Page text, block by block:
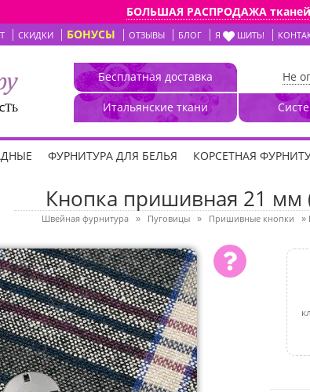
БОЛЬШАЯ РАСПРОДАЖА
СКИДКИ БОНУСЫ ОТЗЫВЫ БЛОГ Я ШИТЬ!
Бесплатная доставка
Итальянские ткани
Не
ФУРНИТУРА ДЛЯ БЕЛЬЯ КОРСЕТНАЯ
Кнопка пришивная 21 мм
Швейная фурнитура » Пуговицы » Пришивные кнопки »